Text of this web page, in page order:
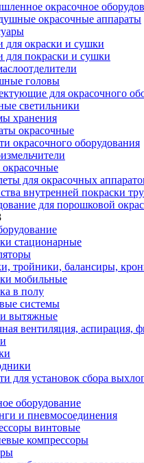
окрасочное
окрасочные аппараты
для окраски и сушки
для покраски и сушки
головы
для окрасочного
светильники
хранения
окрасочные
окрасочного оборудования
окрасочные
для окрасочных
внутренней покраски
для порошковой
стационарные
тройники, балансиры,
мобильные
в полу
системы
вытяжные
вентиляция, аспирация,
для установок сбора
оборудование
и пневмосоединения
винтовые
компрессоры